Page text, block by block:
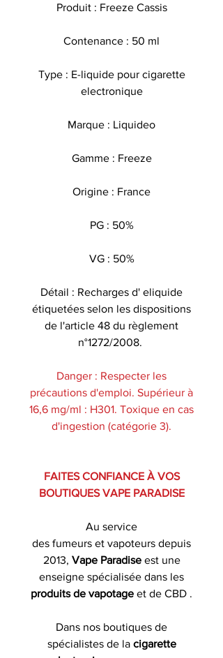
Produit : Freeze Cassis
Contenance : 50 ml
Type : E-liquide pour cigarette
electronique
Marque : Liquideo
Gamme : Freeze
Origine : France
PG : 50%
VG : 50%
Détail : Recharges d' eliquide
étiquetées selon les dispositions
de l'article 48 du règlement
n°1272/2008.
Danger : Respecter les
précautions d'emploi. Supérieur à
16,6 mg/ml : H301. Toxique en cas
d'ingestion (catégorie 3).
FAITES CONFIANCE À VOS
BOUTIQUES VAPE PARADISE
Au service
des fumeurs et vapoteurs depuis
2013, Vape Paradiseest une
enseigne spécialisée dans les
produits de vapotage et de CBD .
Dans nos boutiques de
spécialistes de la cigarette